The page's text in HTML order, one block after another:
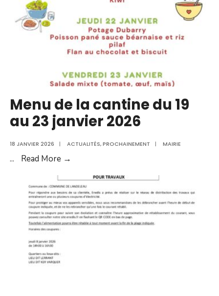
12
février
2026
Menu de la cantine du 19
au 23 janvier 2026
18 JANVIER 2026 | ACTUALITÉS,PROCHAINEMENT | MAIRIE
... Read More →
la
cantine
du
19